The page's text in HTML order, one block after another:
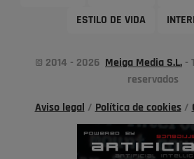
ESTILO DE VIDA
© 2014 - 2026 Meiga Media S.L. -
reservados
Aviso legal / Política de cookies/